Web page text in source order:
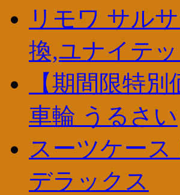
リモワ サル
換,ユナイテ
【期間限特
車輪 うるさい
スーツケー
デラックス